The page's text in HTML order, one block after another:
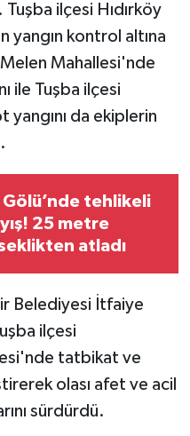
ilçesi Hıdırköy
yangın kontrol altına
Melen Mahallesi'nde
ile Tuşba ilçesi
da ekiplerin
Gölü’nde tehlikeli
25 metre
atladı
Belediyesi İtfaiye
ilçesi
tatbikat ve
olası afet ve acil
sürdürdü.